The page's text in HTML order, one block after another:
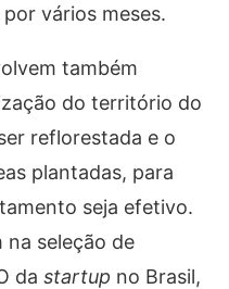
vários meses.
também
do território do
reflorestada e o
plantadas, para
seja efetivo.
seleção de
da startup no Brasil,